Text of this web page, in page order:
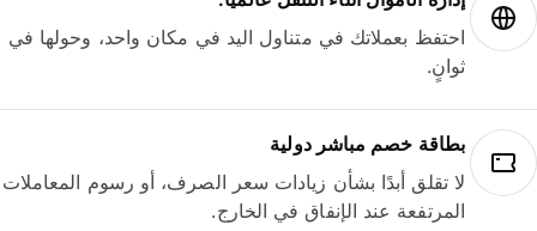
احتفظ بعملاتك في متناول اليد في مكان واحد، وحولها في
ثوانٍ.
بطاقة خصم مباشر دولية
لا تقلق أبدًا بشأن زيادات سعر الصرف، أو رسوم المعاملات
المرتفعة عند الإنفاق في الخارج.